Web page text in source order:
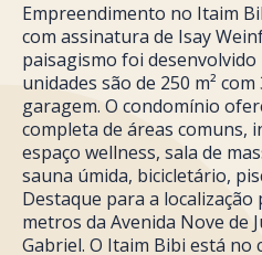
Empreendimento no Itaim
com assinatura de Isay
paisagismo foi
unidades são de 250 m²
garagem. O condomínio
completa de áreas comuns,
espaço wellness, sala de
sauna úmida, bicicletário,
Destaque para a
metros da Avenida Nove de
Gabriel. O Itaim Bibi está no